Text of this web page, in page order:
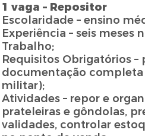
1 vaga – Repositor
Escolaridade – ensino
Experiência – seis meses
Trabalho;
Requisitos Obrigatórios –
documentação completa
militar);
Atividades – repor e
prateleiras e gôndolas,
validades, controlar